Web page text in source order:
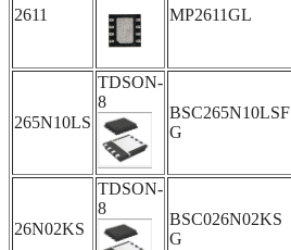
2611
MP2611GL
265N10LS
TDSON-
8
BSC265N10LSF
G
26N02KS
TDSON-
8
BSC026N02KS
G